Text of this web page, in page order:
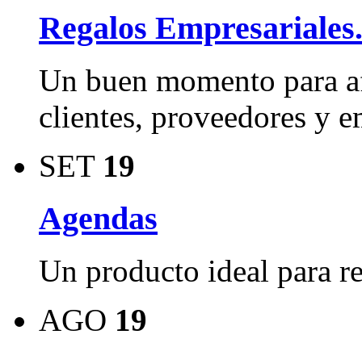
Regalos Empresariales.
Un buen momento para
clientes, proveedores y
SET 19
Agendas
Un producto ideal para
AGO 19